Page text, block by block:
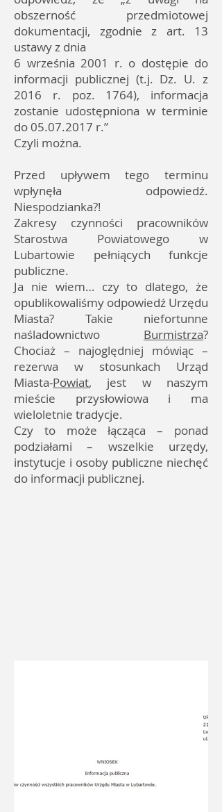
obszerność przedmiotowej
dokumentacji, zgodnie z art. 13
ustawy z dnia
6 września 2001 r. o dostępie do
informacji publicznej (t.j. Dz. U. z
2016 r. poz. 1764), informacja
zostanie udostępniona w terminie
do 05.07.2017 r.”
Czyli można.
Przed upływem tego terminu
wpłynęła odpowiedź.
Niespodzianka?!
Zakresy czynności pracowników
Starostwa Powiatowego w
Lubartowie pełniących funkcje
publiczne.
Ja nie wiem… czy to dlatego, że
opublikowaliśmy odpowiedź Urzędu
Miasta? Takie niefortunne
naśladownictwo Burmistrza?
Chociaż – najoględniej mówiąc –
rezerwa w stosunkach Urząd
Miasta-Powiat, jest w naszym
mieście przysłowiowa i ma
wieloletnie tradycje.
Czy to może łącząca – ponad
podziałami – wszelkie urzędy,
instytucje i osoby publiczne niechęć
do informacji publicznej.